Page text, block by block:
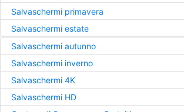
Salvaschermi primavera
Salvaschermi estate
Salvaschermi autunno
Salvaschermi inverno
Salvaschermi 4K
Salvaschermi HD